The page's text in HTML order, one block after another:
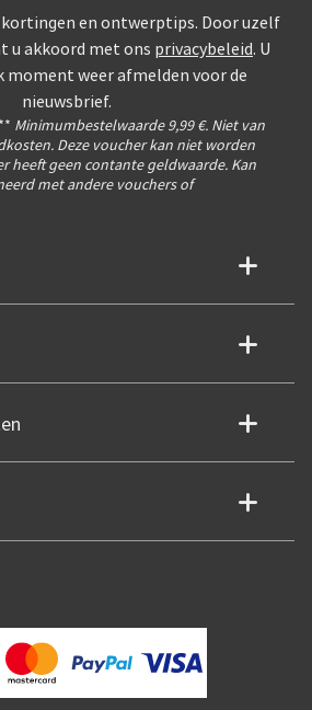
kortingen en ontwerptips. Door uzelf
u akkoord met ons privacybeleid. U
moment weer afmelden voor de
nieuwsbrief.
** Minimumbestelwaarde 9,99 €. Niet van
Deze voucher kan niet worden
heeft geen contante geldwaarde. Kan
met andere vouchers of